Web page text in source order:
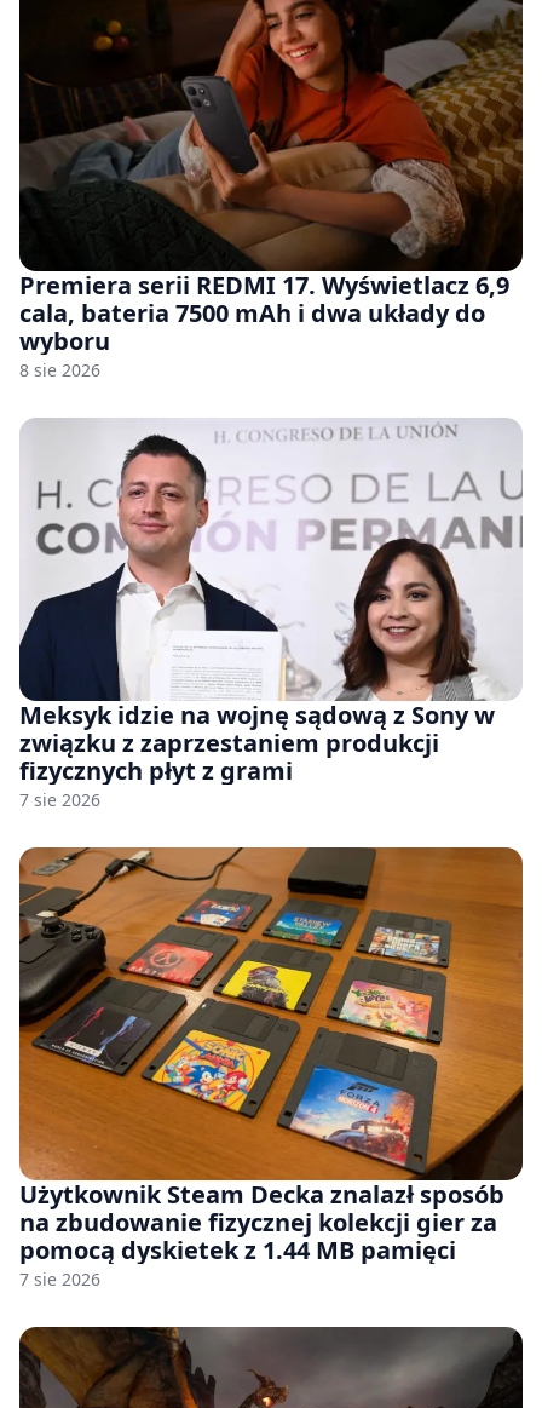
Premiera serii REDMI 17. Wyświetlacz 6,9
cala, bateria 7500 mAh i dwa układy do
wyboru
8 sie 2026
Meksyk idzie na wojnę sądową z Sony w
związku z zaprzestaniem produkcji
fizycznych płyt z grami
7 sie 2026
Użytkownik Steam Decka znalazł sposób
na zbudowanie fizycznej kolekcji gier za
pomocą dyskietek z 1.44 MB pamięci
7 sie 2026